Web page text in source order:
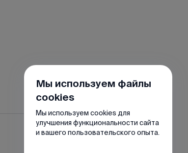
Мы используем файлы
cookies
Мы используем cookies для
улучшения функциональности сайта
и вашего пользовательского опыта.